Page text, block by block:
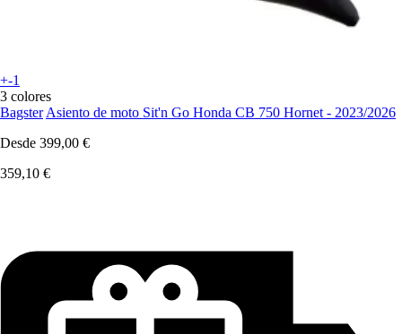
+-1
3 colores
Bagster Asiento de moto Sit'n Go Honda CB 750 Hornet - 2023/2026
Desde 399,00 €
359,10 €